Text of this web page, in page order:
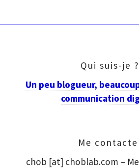
Qui suis-je ?
Un peu blogueur,
communication
Me
chob [at] choblab.com –